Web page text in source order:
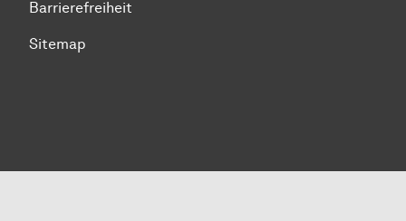
Barrierefreiheit
Sitemap